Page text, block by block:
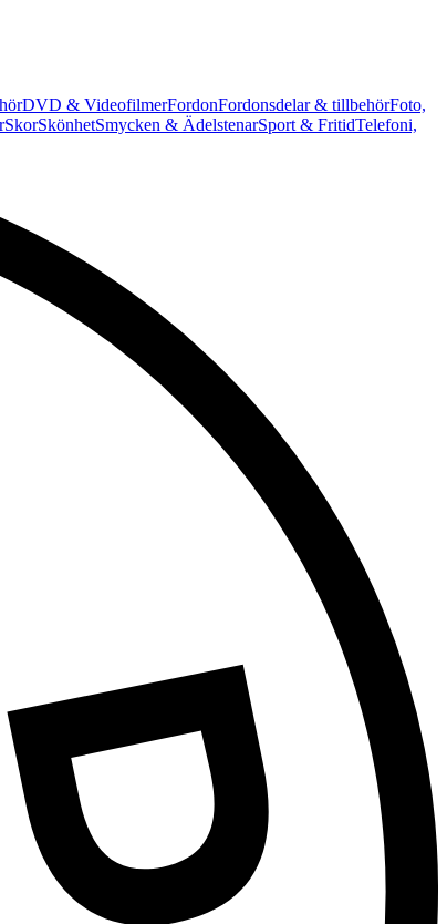
DVD & VideofilmerFordonFordonsdelar & tillbehörFoto,
SkorSkönhetSmycken & ÄdelstenarSport & FritidTelefoni,